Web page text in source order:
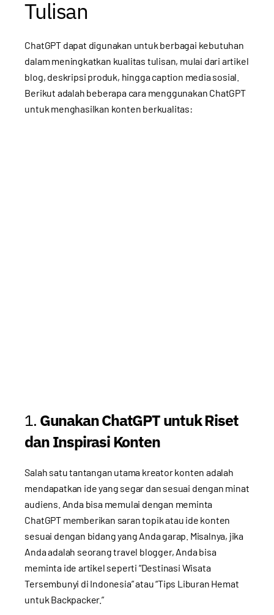
Tulisan
ChatGPT dapat digunakan untuk berbagai kebutuhan
dalam meningkatkan kualitas tulisan, mulai dari artikel
blog, deskripsi produk, hingga caption media sosial.
Berikut adalah beberapa cara menggunakan ChatGPT
untuk menghasilkan konten berkualitas:
1. Gunakan ChatGPT untuk Riset
dan Inspirasi Konten
Salah satu tantangan utama kreator konten adalah
mendapatkan ide yang segar dan sesuai dengan minat
audiens. Anda bisa memulai dengan meminta
ChatGPT memberikan saran topik atau ide konten
sesuai dengan bidang yang Anda garap. Misalnya, jika
Anda adalah seorang travel blogger, Anda bisa
meminta ide artikel seperti “Destinasi Wisata
Tersembunyi di Indonesia” atau “Tips Liburan Hemat
untuk Backpacker.”